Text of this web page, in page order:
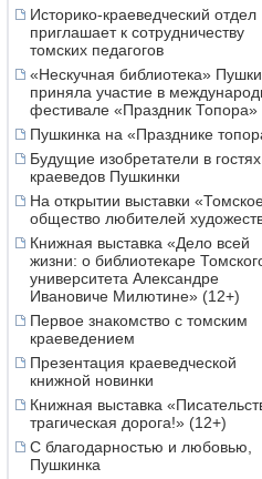
Историко-краеведческий отдел
приглашает к сотрудничеству
томских педагогов
«Нескучная библиотека»
приняла участие в
фестивале «Праздник Топора»
Пушкинка на «Празднике
Будущие изобретатели в
краеведов Пушкинки
На открытии выставки
общество любителей
Книжная выставка «Дело всей
жизни: о библиотекаре
университета Александре
Ивановиче Милютине» (12+)
Первое знакомство с томским
краеведением
Презентация краеведческой
книжной новинки
Книжная выставка
трагическая дорога!» (12+)
С благодарностью и любовью,
Пушкинка